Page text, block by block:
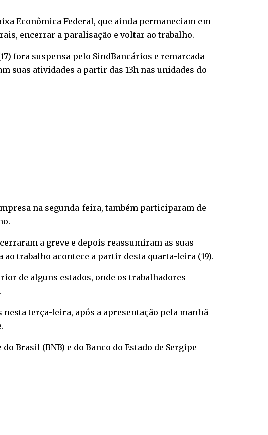
Econômica Federal, que ainda permaneciam em
encerrar a paralisação e voltar ao trabalho.
fora suspensa pelo SindBancários e remarcada
suas atividades a partir das 13h nas unidades do
na segunda-feira, também participaram de
a greve e depois reassumiram as suas
trabalho acontece a partir desta quarta-feira (19).
de alguns estados, onde os trabalhadores
terça-feira, após a apresentação pela manhã
Brasil (BNB) e do Banco do Estado de Sergipe